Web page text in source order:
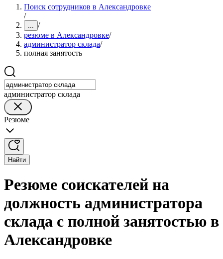
Поиск сотрудников в Александровке
/
... /
резюме в Александровке/
администратор склада/
полная занятость
администратор склада
Резюме
Найти
Резюме соискателей на
должность администратора
склада с полной занятостью в
Александровке